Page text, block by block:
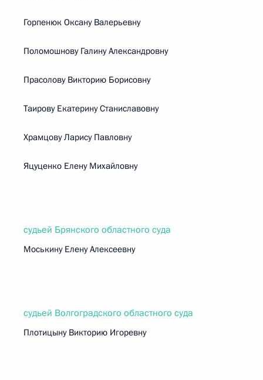
Горпенюк Оксану Валерьевну
Поломошнову Галину Александровну
Прасолову Викторию Борисовну
Таирову Екатерину Станиславовну
Храмцову Ларису Павловну
Яцуценко Елену Михайловну
судьей Брянского областного суда
Моськину Елену Алексеевну
судьей Волгоградского областного суда
Плотицыну Викторию Игоревну